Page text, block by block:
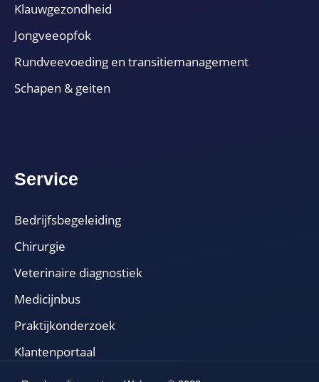
Klauwgezondheid
Jongveeopfok
Rundveevoeding en transitiemanagement
Schapen & geiten
Service
Bedrijfsbegeleiding
Chirurgie
Veterinaire diagnostiek
Medicijnbus
Praktijkonderzoek
Klantenportaal